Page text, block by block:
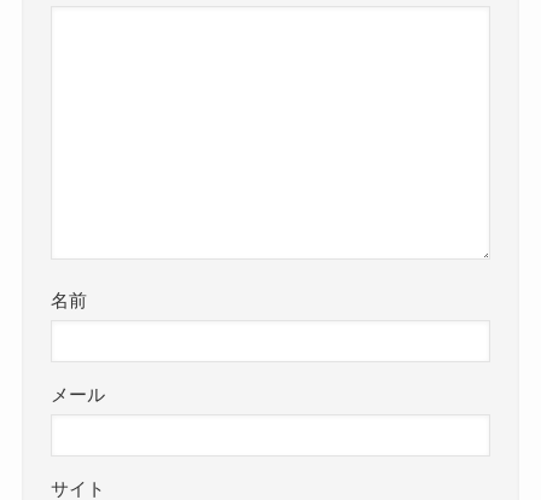
名前
メール
サイト